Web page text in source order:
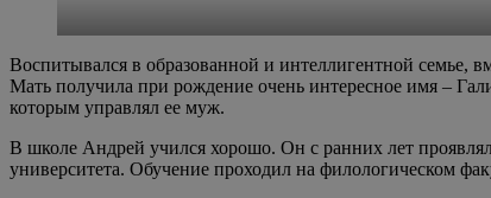
Воспитывался в образованной и интеллигентной семье,
Мать получила при рождение очень интересное имя –
которым управлял ее муж.
В школе Андрей учился хорошо. Он с ранних лет
университета. Обучение проходил на филологическом